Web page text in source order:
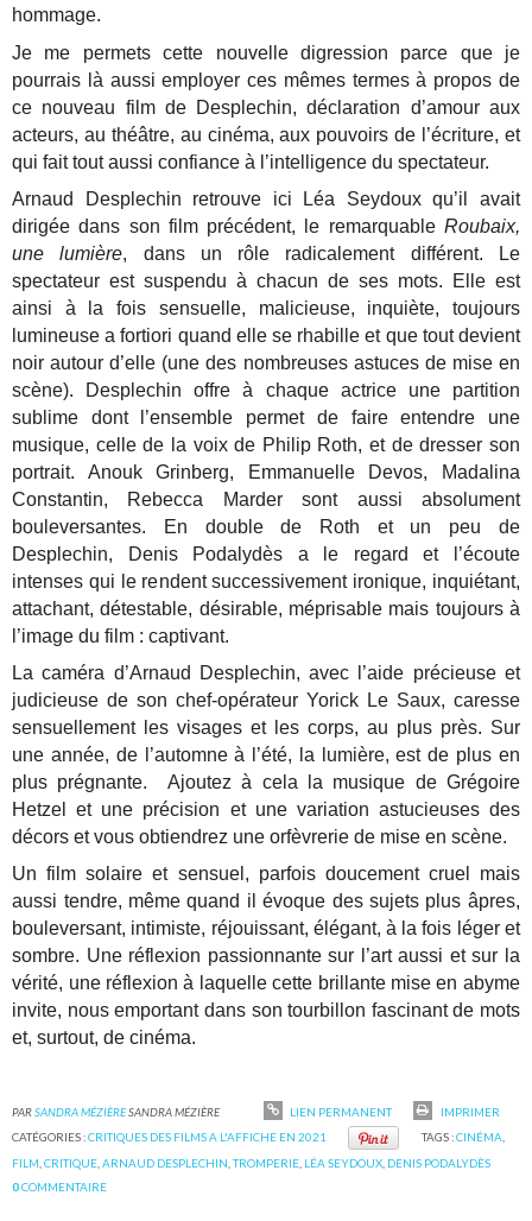
hommage.
Je me permets cette nouvelle digression parce que je
pourrais là aussi employer ces mêmes termes à propos de
ce nouveau film de Desplechin, déclaration d’amour aux
acteurs, au théâtre, au cinéma, aux pouvoirs de l’écriture, et
qui fait tout aussi confiance à l’intelligence du spectateur.
Arnaud Desplechin retrouve ici Léa Seydoux qu’il avait
dirigée dans son film précédent, le remarquable Roubaix,
une lumière, dans un rôle radicalement différent. Le
spectateur est suspendu à chacun de ses mots. Elle est
ainsi à la fois sensuelle, malicieuse, inquiète, toujours
lumineuse a fortiori quand elle se rhabille et que tout devient
noir autour d’elle (une des nombreuses astuces de mise en
scène). Desplechin offre à chaque actrice une partition
sublime dont l’ensemble permet de faire entendre une
musique, celle de la voix de Philip Roth, et de dresser son
portrait. Anouk Grinberg, Emmanuelle Devos, Madalina
Constantin, Rebecca Marder sont aussi absolument
bouleversantes. En double de Roth et un peu de
Desplechin, Denis Podalydès a le regard et l’écoute
intenses qui le rendent successivement ironique, inquiétant,
attachant, détestable, désirable, méprisable mais toujours à
l’image du film : captivant.
La caméra d’Arnaud Desplechin, avec l’aide précieuse et
judicieuse de son chef-opérateur Yorick Le Saux, caresse
sensuellement les visages et les corps, au plus près. Sur
une année, de l’automne à l’été, la lumière, est de plus en
plus prégnante. Ajoutez à cela la musique de Grégoire
Hetzel et une précision et une variation astucieuses des
décors et vous obtiendrez une orfèvrerie de mise en scène.
Un film solaire et sensuel, parfois doucement cruel mais
aussi tendre, même quand il évoque des sujets plus âpres,
bouleversant, intimiste, réjouissant, élégant, à la fois léger et
sombre. Une réflexion passionnante sur l’art aussi et sur la
vérité, une réflexion à laquelle cette brillante mise en abyme
invite, nous emportant dans son tourbillon fascinant de mots
et, surtout, de cinéma.
PARSANDRA MÉZIÈRESANDRA MÉZIÈRE LIEN PERMANENT
IMPRIMER
CATÉGORIES :CRITIQUES DES FILMS A L'AFFICHE EN 2021 TAGS :CINÉMA
FILM ,CRITIQUE ,ARNAUD DESPLECHIN ,TROMPERIE LÉA SEYDOUX DENIS PODALYDÈS
0COMMENTAIRE